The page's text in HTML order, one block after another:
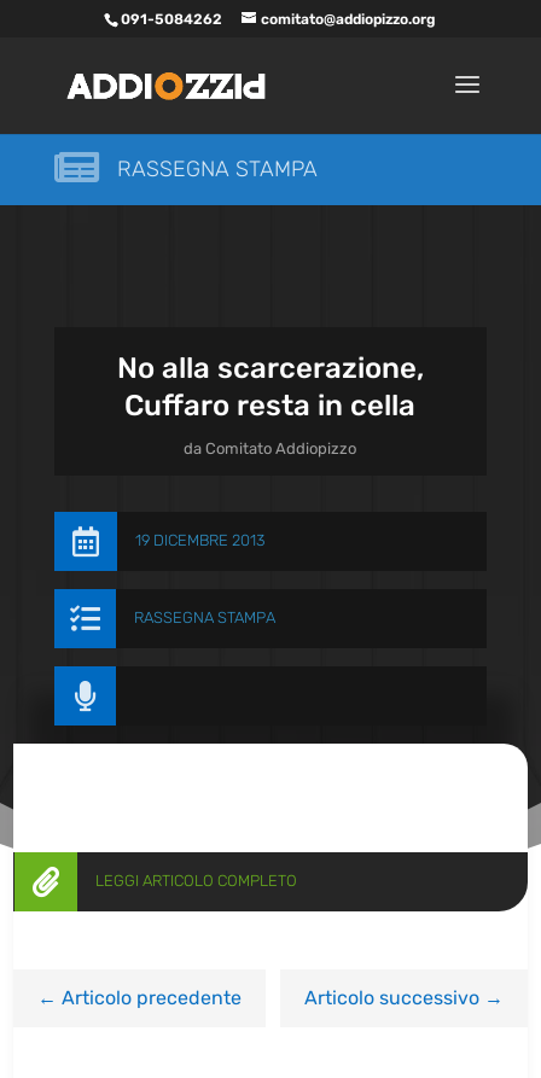
091-5084262 comitato@addiopizzo.org
 RASSEGNA STAMPA
No alla scarcerazione,
Cuffaro resta in cella
daComitato Addiopizzo
 19 DICEMBRE 2013
 RASSEGNA STAMPA

 LEGGI ARTICOLO COMPLETO
←Articolo precedente Articolo successivo→